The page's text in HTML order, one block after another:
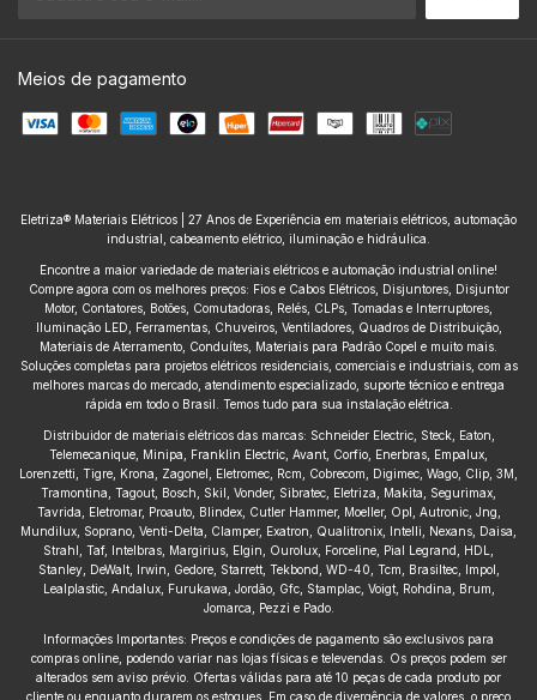
Meios de pagamento
Eletriza® Materiais Elétricos | 27 Anos de Experiência em materiais elétricos, automação
industrial, cabeamento elétrico, iluminação e hidráulica.
Encontre a maior variedade de materiais elétricos e automação industrial online!
Compre agora com os melhores preços: Fios e Cabos Elétricos, Disjuntores, Disjuntor
Motor, Contatores, Botões, Comutadoras, Relés, CLPs, Tomadas e Interruptores,
Iluminação LED, Ferramentas, Chuveiros, Ventiladores, Quadros de Distribuição,
Materiais de Aterramento, Conduítes, Materiais para Padrão Copel e muito mais.
Soluções completas para projetos elétricos residenciais, comerciais e industriais, com as
melhores marcas do mercado, atendimento especializado, suporte técnico e entrega
rápida em todo o Brasil. Temos tudo para sua instalação elétrica.
Distribuidor de materiais elétricos das marcas: Schneider Electric, Steck, Eaton,
Telemecanique, Minipa, Franklin Electric, Avant, Corfio, Enerbras, Empalux,
Lorenzetti, Tigre, Krona, Zagonel, Eletromec, Rcm, Cobrecom, Digimec, Wago, Clip, 3M,
Tramontina, Tagout, Bosch, Skil, Vonder, Sibratec, Eletriza, Makita, Segurimax,
Tavrida, Eletromar, Proauto, Blindex, Cutler Hammer, Moeller, Opl, Autronic, Jng,
Mundilux, Soprano, Venti-Delta, Clamper, Exatron, Qualitronix, Intelli, Nexans, Daisa,
Strahl, Taf, Intelbras, Margirius, Elgin, Ourolux, Forceline, Pial Legrand, HDL,
Stanley, DeWalt, Irwin, Gedore, Starrett, Tekbond, WD-40, Tcm, Brasiltec, Impol,
Lealplastic, Andalux, Furukawa, Jordão, Gfc, Stamplac, Voigt, Rohdina, Brum,
Jomarca, Pezzi e Pado.
Informações Importantes: Preços e condições de pagamento são exclusivos para
compras online, podendo variar nas lojas físicas e televendas. Os preços podem ser
alterados sem aviso prévio. Ofertas válidas para até 10 peças de cada produto por
cliente ou enquanto durarem os estoques. Em caso de divergência de valores, o preço